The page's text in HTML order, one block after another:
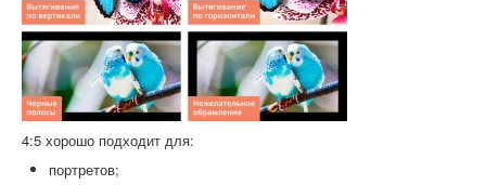
4:5 хорошо подходит для:
портретов;